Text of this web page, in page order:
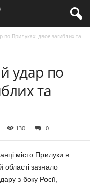
по Прилуках: двоє загиблих та
удар по
та
130 0
місто Прилуки в
області зазнало
з боку Росії,